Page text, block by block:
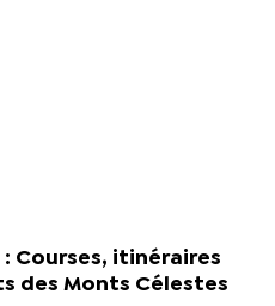
Courses, itinéraires
des Monts Célestes